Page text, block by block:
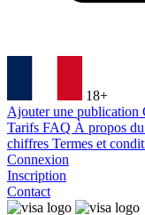
18+
Ajouter une publication
Tarifs FAQ À propos
chiffres Termes et
Connexion
Inscription
Contact